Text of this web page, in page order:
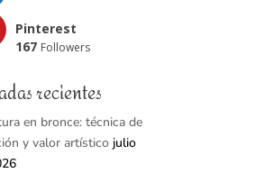
Pinterest
167 Followers
recientes
en bronce: técnica de
y valor artístico julio